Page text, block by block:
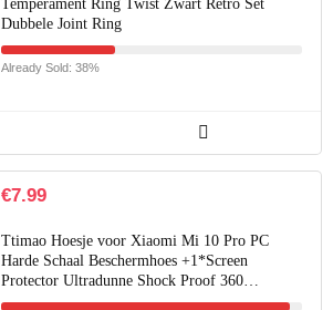
Temperament Ring Twist Zwart Retro Set
Dubbele Joint Ring
Already Sold: 38%
€7.99
Ttimao Hoesje voor Xiaomi Mi 10 Pro PC
Harde Schaal Beschermhoes +1*Screen
Protector Ultradunne Shock Proof 360…